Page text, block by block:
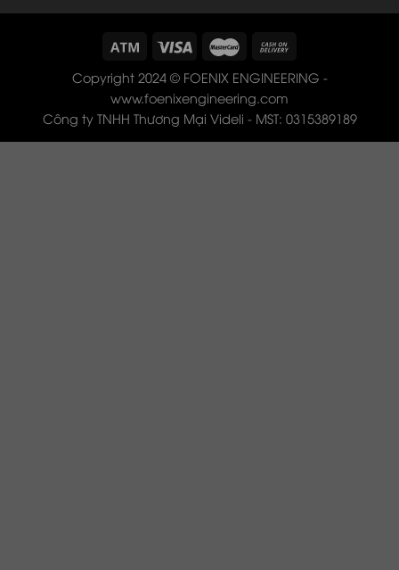
Copyright 2024 © FOENIX ENGINEERING -
www.foenixengineering.com
Công ty TNHH Thương Mại Videli - MST: 0315389189